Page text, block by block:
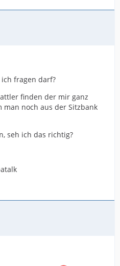
fragen darf?
finden der mir ganz
man noch aus der Sitzbank
seh ich das richtig?